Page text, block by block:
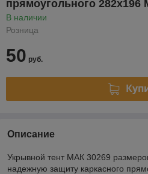
прямоугольного 282х196
В наличии
Розница
50 руб.
Описание
Укрывной тент МАК 30269
надежную защиту каркасного